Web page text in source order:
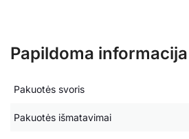
Papildoma informacija
Pakuotės svoris
Pakuotės išmatavimai